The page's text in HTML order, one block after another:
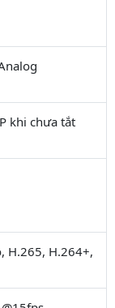
khi chưa tắt
H.265, H.264+,